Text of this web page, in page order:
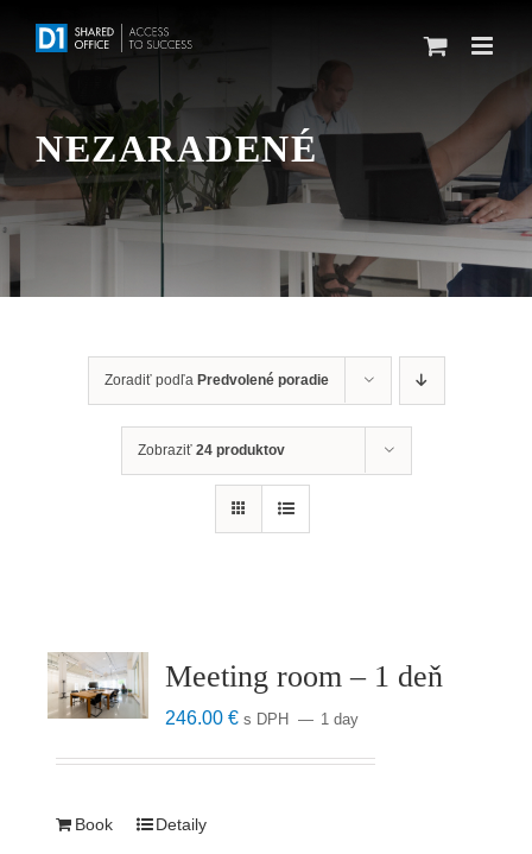
NEZARADENÉ
Zoradiť podľa Predvolené poradie
Zobraziť 24 produktov
Meeting room – 1 deň
246.00€ s DPH 1 day
Book Detaily